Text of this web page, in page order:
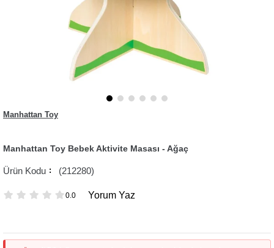
Manhattan Toy
Manhattan Toy Bebek Aktivite Masası - Ağaç
(212280)
0.0 Yorum Yaz